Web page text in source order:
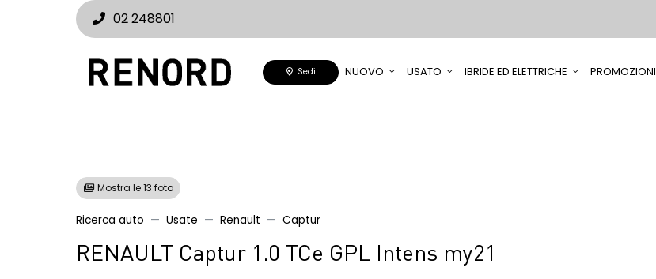
02 248801
Sedi NUOVO USATO IBRIDE ED ELETTRICHE PROMOZIONI
Mostra le 13 foto
Ricerca auto Usate Renault Captur
RENAULT Captur 1.0 TCe GPL Intens my21